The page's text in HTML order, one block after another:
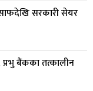
बुधबारका लागि
निकाल्ने सात जना
सरकारी सेयर
प्रभु बैंकका तत्कालीन